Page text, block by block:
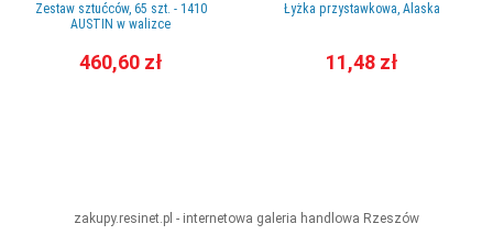
Zestaw sztućców, 65 szt. - 1410
AUSTIN w walizce
460,60 zł
Łyżka przystawkowa, Alaska
11,48 zł
zakupy.resinet.pl - internetowa galeria handlowa Rzeszów